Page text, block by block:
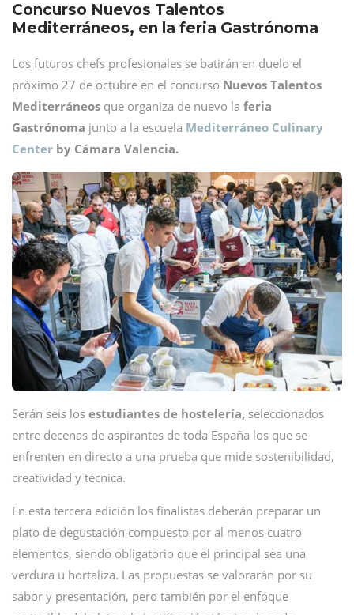
Concurso Nuevos Talentos
Mediterráneos, en la feria Gastrónoma
Los futuros chefs profesionales se batirán en duelo el
próximo 27 de octubre en el concurso Nuevos Talentos
Mediterráneos que organiza de nuevo la feria
Gastrónoma junto a la escuela Mediterráneo Culinary
Center by Cámara Valencia.
Serán seis los estudiantes de hostelería, seleccionados
entre decenas de aspirantes de toda España los que se
enfrenten en directo a una prueba que mide sostenibilidad,
creatividad y técnica.
En esta tercera edición los finalistas deberán preparar un
plato de degustación compuesto por al menos cuatro
elementos, siendo obligatorio que el principal sea una
verdura u hortaliza. Las propuestas se valorarán por su
sabor y presentación, pero también por el enfoque